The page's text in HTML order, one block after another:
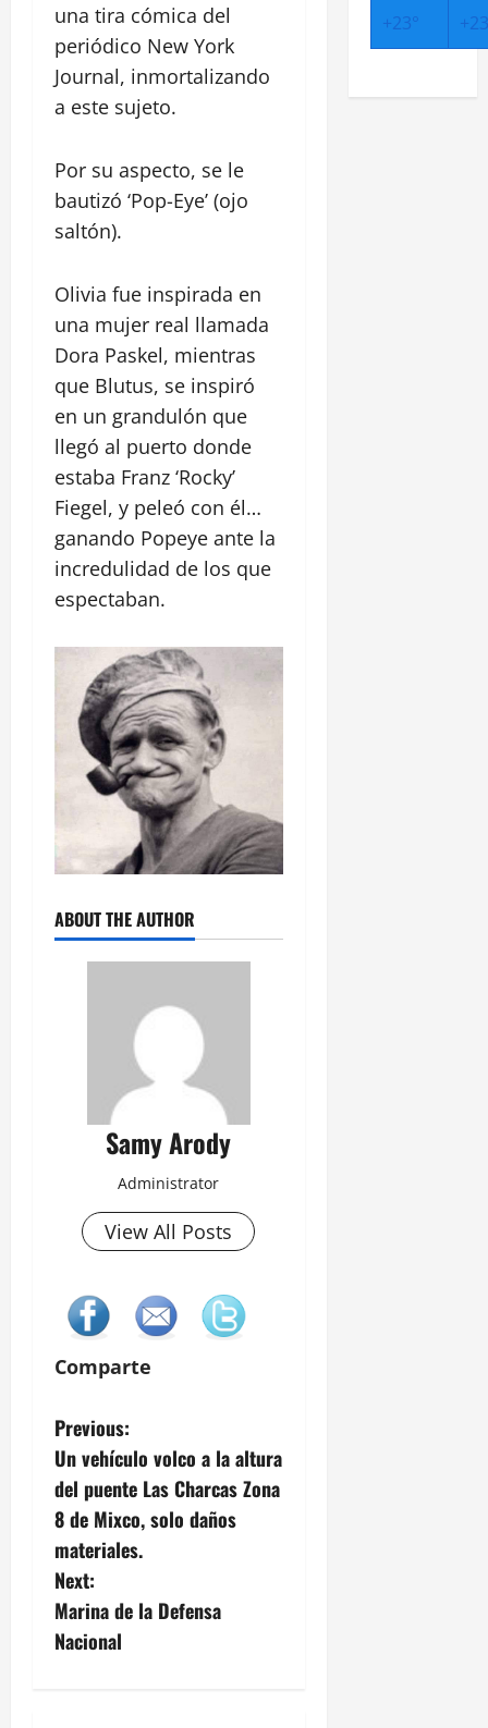
una tira cómica del
periódico New York
Journal, inmortalizando
a este sujeto.
Por su aspecto, se le
bautizó ‘Pop-Eye’ (ojo
saltón).
Olivia fue inspirada en
una mujer real llamada
Dora Paskel, mientras
que Blutus, se inspiró
en un grandulón que
llegó al puerto donde
estaba Franz ‘Rocky’
Fiegel, y peleó con él…
ganando Popeye ante la
incredulidad de los que
espectaban.
ABOUT THE AUTHOR
Samy Arody
Administrator
View All Posts
Comparte
P
o
s
t
n
a
Previous:
Un vehículo volco a la altura
del puente Las Charcas Zona
8 de Mixco, solo daños
materiales.
Next:
Marina de la Defensa
Nacional
+23° +